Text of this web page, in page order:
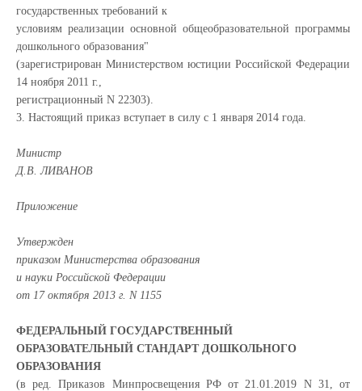
государственных требований к
условиям реализации основной общеобразовательной программы
дошкольного образования"
(зарегистрирован Министерством юстиции Российской Федерации
14 ноября 2011 г.,
регистрационный N 22303).
3. Настоящий приказ вступает в силу с 1 января 2014 года.
Министр
Д.В. ЛИВАНОВ
Приложение
Утвержден
приказом Министерства образования
и науки Российской Федерации
от 17 октября 2013 г. N 1155
ФЕДЕРАЛЬНЫЙ ГОСУДАРСТВЕННЫЙ
ОБРАЗОВАТЕЛЬНЫЙ СТАНДАРТ ДОШКОЛЬНОГО
ОБРАЗОВАНИЯ
(в ред. Приказов Минпросвещения РФ от 21.01.2019 N 31, от